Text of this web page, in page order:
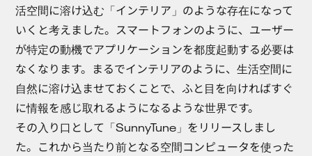
活空間に溶け込む「インテリア」のような存在になって
いくと考えました。スマートフォンのように、ユーザー
が特定の動機でアプリケーションを都度起動する必要は
なくなります。まるでインテリアのように、生活空間に
自然に溶け込ませておくことで、ふと目を向ければすぐ
に情報を感じ取れるようになるような世界です。
その入り口として「SunnyTune」をリリースしまし
た。これから当たり前となる空間コンピュータを使った